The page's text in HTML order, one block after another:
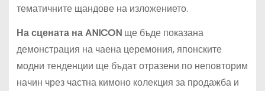
тематичните щандове на изложението.
На сцената на ANICONще бъде показана
демонстрация на чаена церемония, японските
модни тенденции ще бъдат отразени по неповторим
начин чрез частна кимоно колекция за продажба и